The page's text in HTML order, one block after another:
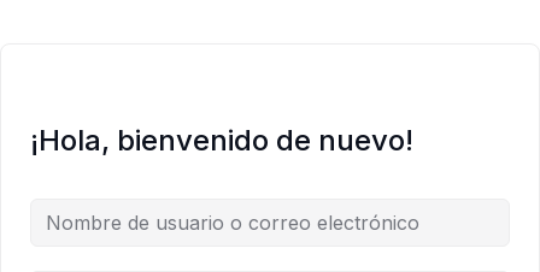
¡Hola, bienvenido de nuevo!